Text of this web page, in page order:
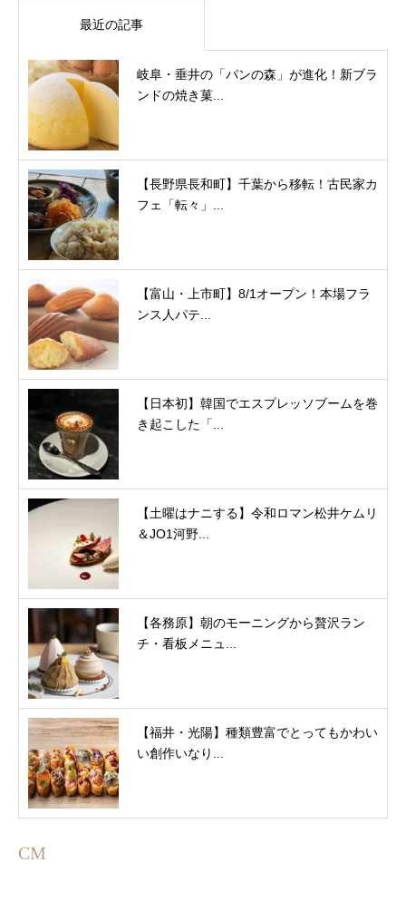
最近の記事
岐阜・垂井の「パンの森」が進化！新ブラ
ンドの焼き菓...
【長野県長和町】千葉から移転！古民家カ
フェ「転々」...
【富山・上市町】8/1オープン！本場フラ
ンス人パテ...
【日本初】韓国でエスプレッソブームを巻
き起こした「...
【土曜はナニする】令和ロマン松井ケムリ
＆JO1河野...
【各務原】朝のモーニングから贅沢ラン
チ・看板メニュ...
【福井・光陽】種類豊富でとってもかわい
い創作いなり...
CM